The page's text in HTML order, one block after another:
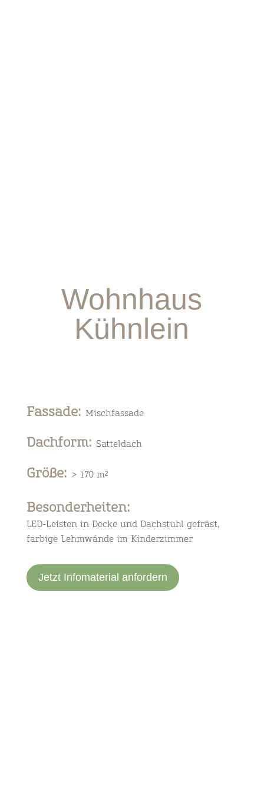
Wohnhaus
Kühnlein
Fassade: Mischfassade
Dachform: Satteldach
Größe: > 170 m²
Besonderheiten:
LED-Leisten in Decke und Dachstuhl gefräst,
farbige Lehmwände im Kinderzimmer
Jetzt Infomaterial anfordern